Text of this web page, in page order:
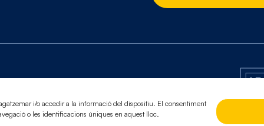
i/o accedir a la informació del dispositiu. El consentiment
o les identificacions úniques en aquest lloc.